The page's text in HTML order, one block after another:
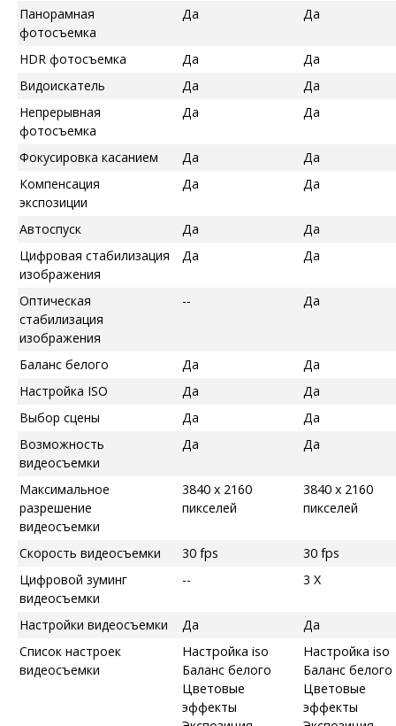
Панорамная
фотосъемка
Да Да
HDR фотосъемка Да
Да
Видоискатель
Да
Да
Непрерывная
фотосъемка
Да Да
Фокусировка касанием Да
Да
Компенсация
экспозиции
Да Да
Автоспуск Да
Да
Цифровая стабилизация
изображения
Да Да
Оптическая
стабилизация
изображения
-- Да
Баланс белого Да
Да
Настройка ISO
Да
Да
Выбор сцены
Да
Да
Возможность
видеосъемки
Да Да
Максимальное
разрешение
видеосъемки
3840 x 2160
пикселей
3840 x 2160
пикселей
Скорость видеосъемки 30 fps
30 fps
Цифровой зуминг
видеосъемки
-- 3 X
Настройки видеосъемки Да
Да
Список настроек
видеосъемки
Настройка iso
Баланс белого
Цветовые
эффекты
Настройка iso
Баланс белого
Цветовые
эффекты